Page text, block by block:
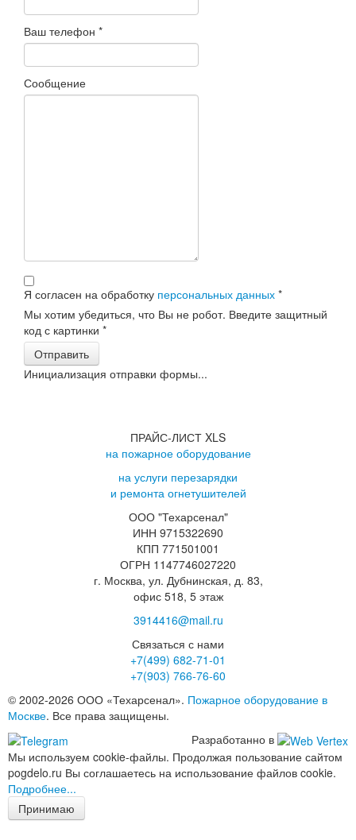
Ваш телефон *
Сообщение
Я согласен на обработку персональных данных *
Мы хотим убедиться, что Вы не робот. Введите защитный
код с картинки *
Отправить
Инициализация отправки формы...
ПРАЙС-ЛИСТ XLS
на пожарное оборудование
на услуги перезарядки
и ремонта огнетушителей
ООО "Техарсенал"
ИНН 9715322690
КПП 771501001
ОГРН 1147746027220
г. Москва, ул. Дубнинская, д. 83,
офис 518, 5 этаж
3914416@mail.ru
Связаться с нами
+7(499) 682-71-01
+7(903) 766-76-60
© 2002-2026 ООО «Техарсенал». Пожарное оборудование в
Москве. Все права защищены.
Разработанно в
Мы используем cookie-файлы. Продолжая пользование сайтом
pogdelo.ru Вы соглашаетесь на использование файлов cookie.
Подробнее...
Принимаю